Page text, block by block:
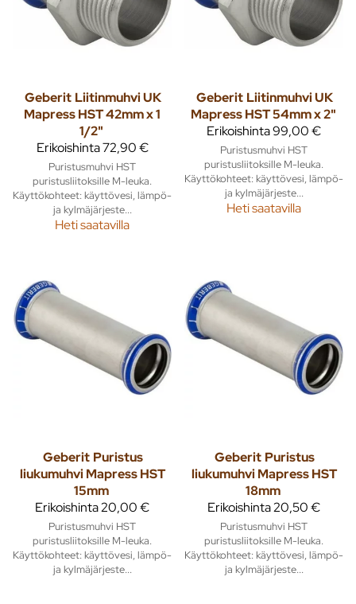
Geberit Liitinmuhvi UK
Mapress HST 42mm x 1
1/2"
Erikoishinta72,90 €
Puristusmuhvi HST
puristusliitoksille M-leuka.
Käyttökohteet: käyttövesi, lämpö-
ja kylmäjärjeste...
Heti saatavilla
Geberit Liitinmuhvi UK
Mapress HST 54mm x 2"
Erikoishinta99,00 €
Puristusmuhvi HST
puristusliitoksille M-leuka.
Käyttökohteet: käyttövesi, lämpö-
ja kylmäjärjeste...
Heti saatavilla
Geberit Puristus
liukumuhvi Mapress HST
15mm
Erikoishinta20,00 €
Puristusmuhvi HST
puristusliitoksille M-leuka.
Käyttökohteet: käyttövesi, lämpö-
ja kylmäjärjeste...
Geberit Puristus
liukumuhvi Mapress HST
18mm
Erikoishinta20,50 €
Puristusmuhvi HST
puristusliitoksille M-leuka.
Käyttökohteet: käyttövesi, lämpö-
ja kylmäjärjeste...